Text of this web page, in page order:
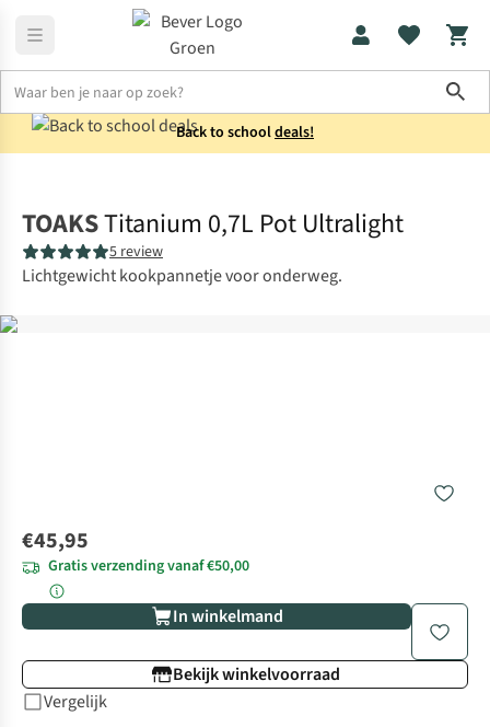
Back to schooldeals!
TOAKSTitanium 0,7L Pot Ultralight
5 review
Lichtgewicht kookpannetje voor onderweg.
€45,95
Gratis verzending vanaf €50,00
In winkelmand
Bekijk winkelvoorraad
Vergelijk